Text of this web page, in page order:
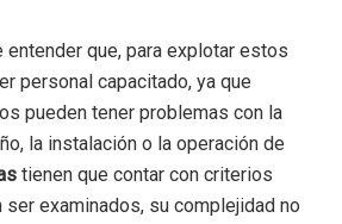
entender que, para explotar estos
personal capacitado, ya que
pueden tener problemas con la
la instalación o la operación de
tienen que contar con criterios
examinados, su complejidad no